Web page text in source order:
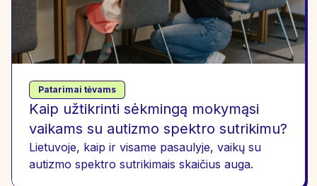
Patarimai tėvams
Kaip užtikrinti sėkmingą mokymąsi
vaikams su autizmo spektro sutrikimu?
Lietuvoje, kaip ir visame pasaulyje, vaikų su
autizmo spektro sutrikimais skaičius auga.